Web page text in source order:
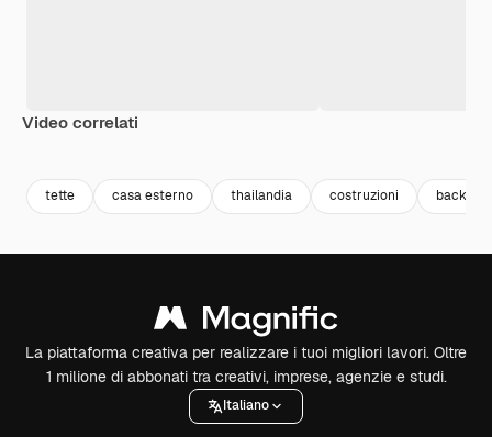
Video correlati
tette casa esterno thailandia costruzioni
La piattaforma creativa per realizzare i tuoi migliori lavori. Oltre
1 milione di abbonati tra creativi, imprese, agenzie e studi.
Italiano